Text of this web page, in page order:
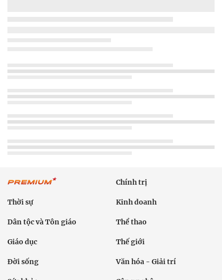
Chính trị
Thời sự Kinh doanh
Dân tộc và Tôn giáo Thể thao
Giáo dục Thế giới
Đời sống Văn hóa - Giải trí